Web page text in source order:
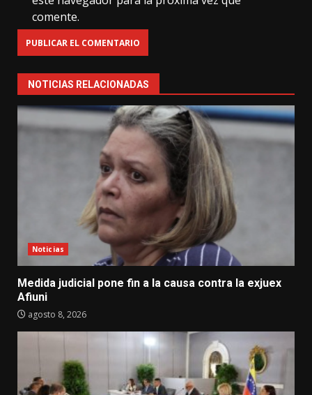
comente.
NOTICIAS RELACIONADAS
Noticias
Medida judicial pone fin a la causa contra la exjuex
Afiuni
agosto 8, 2026